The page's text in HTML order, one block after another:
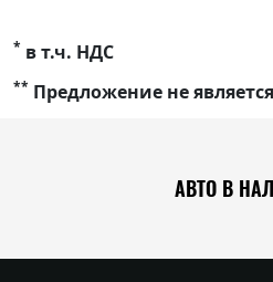
* в т.ч. НДС
** Предложение не
АВТО В